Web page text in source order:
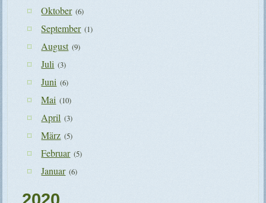
Oktober (6)
September (1)
August (9)
Juli (3)
Juni (6)
Mai (10)
April (3)
März (5)
Februar (5)
Januar (6)